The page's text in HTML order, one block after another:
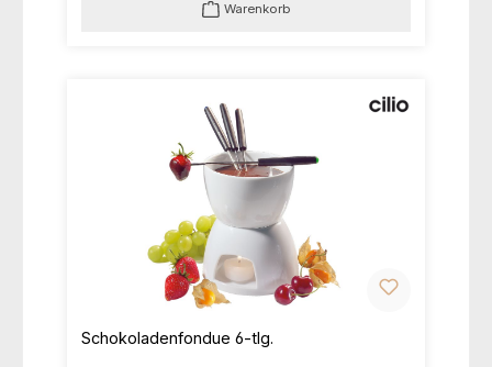
Warenkorb
Schokoladenfondue 6-tlg.